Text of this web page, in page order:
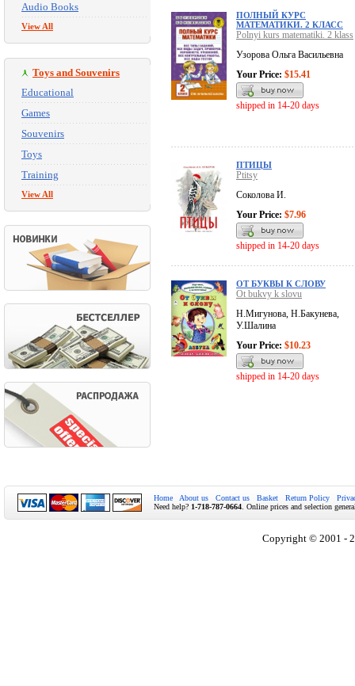
Audio Books
View All
Toys and Souvenirs
Educational
Games
Souvenirs
Toys
Training
View All
ПОЛНЫЙ КУРС
МАТЕМАТИКИ. 2 КЛАСС
Polnyi kurs matematiki. 2 klass
Узорова Ольга Васильевна
Your Price: $15.41
shipped in 14-20 days
ПТИЦЫ
Ptitsy
Соколова И.
Your Price: $7.96
shipped in 14-20 days
ОТ БУКВЫ К СЛОВУ
Ot bukvy k slovu
Н.Мигунова, Н.Бакунева,
У.Шалина
Your Price: $10.23
shipped in 14-20 days
Home About us Contact us Basket Return Policy
Need help? 1-718-787-0664 . Online prices and selection
Copyright © 2001 -